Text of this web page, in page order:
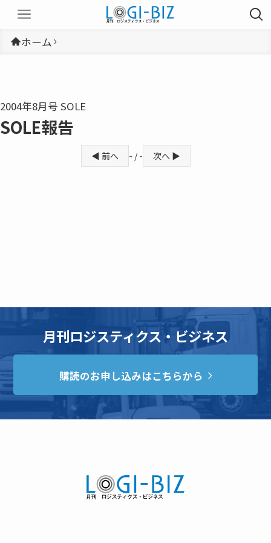
ホーム
2004年8月号 SOLE
SOLE報告
◀ 前へ - / - 次へ ▶
月刊ロジスティクス・ビジネス
購読のお申し込みはこちらから